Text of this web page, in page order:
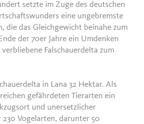
setzte im Zuge des deutschen
eine ungebremste
die das Gleichgewicht beinahe zum
der 70er Jahre ein Umdenken
Falschauerdelta zum
in Lana 32 Hektar. Als
gefährdeten Tierarten ein
und unersetzlicher
230 Vogelarten, darunter 50